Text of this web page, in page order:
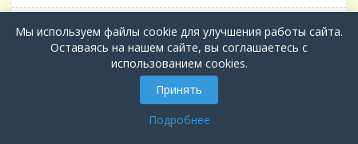
TIMA - посуда для приготовления и сервировки,
кухонные аксессуары
БИОСТАЛЬ - ТЕРМОСА
Мы используем файлы cookie для улучшения работы сайта.
Оставаясь на нашем сайте, вы соглашаетесь с
использованием cookies.
Принять
Подробнее